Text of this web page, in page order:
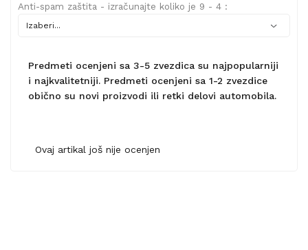
Anti-spam zaštita - izračunajte koliko je 9 - 4 :
Predmeti ocenjeni sa 3-5 zvezdica su najpopularniji
i najkvalitetniji. Predmeti ocenjeni sa 1-2 zvezdice
obično su novi proizvodi ili retki delovi automobila.
Ovaj artikal još nije ocenjen